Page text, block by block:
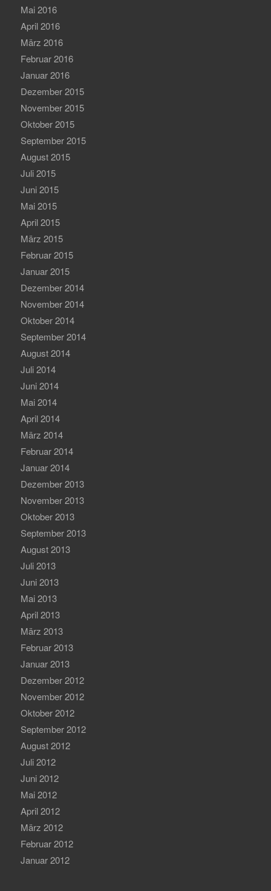
Mai 2016
April 2016
März 2016
Februar 2016
Januar 2016
Dezember 2015
November 2015
Oktober 2015
September 2015
August 2015
Juli 2015
Juni 2015
Mai 2015
April 2015
März 2015
Februar 2015
Januar 2015
Dezember 2014
November 2014
Oktober 2014
September 2014
August 2014
Juli 2014
Juni 2014
Mai 2014
April 2014
März 2014
Februar 2014
Januar 2014
Dezember 2013
November 2013
Oktober 2013
September 2013
August 2013
Juli 2013
Juni 2013
Mai 2013
April 2013
März 2013
Februar 2013
Januar 2013
Dezember 2012
November 2012
Oktober 2012
September 2012
August 2012
Juli 2012
Juni 2012
Mai 2012
April 2012
März 2012
Februar 2012
Januar 2012